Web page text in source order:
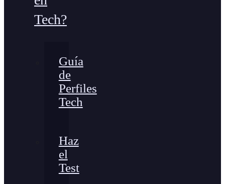
Tech?
Guía
de
Perfiles
Tech
Haz
el
Test